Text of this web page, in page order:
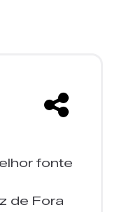
fonte
de Fora